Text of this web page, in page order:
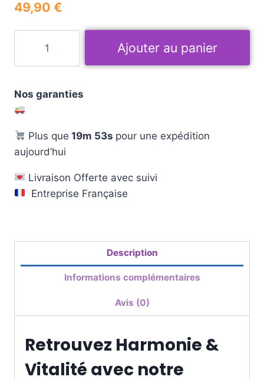
49,90 €
Ajouter au panier
Nos garanties
Plus que 19m 52s pour une expédition
aujourd’hui
Livraison Offerte avec suivi
Entreprise Française
Description
Informations complémentaires
Avis (0)
Retrouvez Harmonie &
Vitalité avec notre